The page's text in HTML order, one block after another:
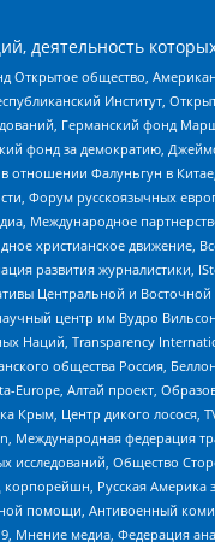
деятельность
общество,
Институт,
Германский фонд
фонд за демократию,
Фалуньгун в
Форум русскоязычных
христианское движение,
развития
Центральной и
центр им Вудро
Наций, Transparеncy
общества Россия,
Алтай проект,
Центр дикого
федерация
Общество
Русская
помощи, Антивоенный
медиа, Федерация